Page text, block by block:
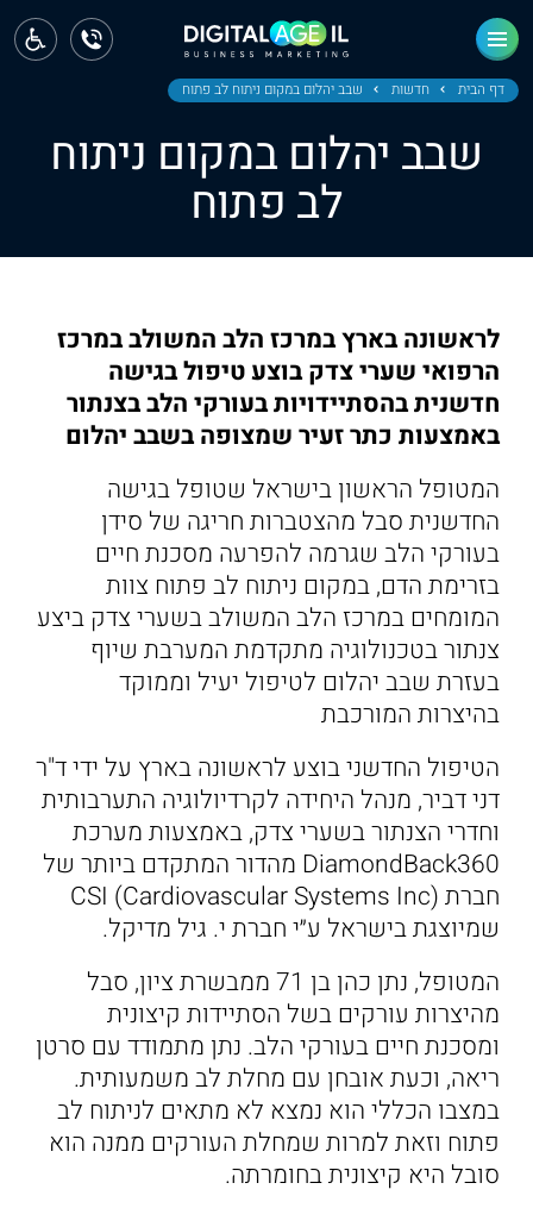
דף הבית חדשות שבב יהלום במקום ניתוח לב פתוח
שבב יהלום במקום ניתוח
לב פתוח
לראשונה בארץ במרכז הלב המשולב במרכז
הרפואי שערי צדק בוצע טיפול בגישה
חדשנית בהסתיידויות בעורקי הלב בצנתור
באמצעות כתר זעיר שמצופה בשבב יהלום
המטופל הראשון בישראל שטופל בגישה
החדשנית סבל מהצטברות חריגה של סידן
בעורקי הלב שגרמה להפרעה מסכנת חיים
בזרימת הדם, במקום ניתוח לב פתוח צוות
המומחים במרכז הלב המשולב בשערי צדק ביצע
צנתור בטכנולוגיה מתקדמת המערבת שיוף
בעזרת שבב יהלום לטיפול יעיל וממוקד
בהיצרות המורכבת
הטיפול החדשני בוצע לראשונה בארץ על ידי ד"ר
דני דביר, מנהל היחידה לקרדיולוגיה התערבותית
וחדרי הצנתור בשערי צדק, באמצעות מערכת
DiamondBack360 מהדור המתקדם ביותר של
חברת CSI (Cardiovascular Systems Inc)
שמיוצגת בישראל ע״י חברת י. גיל מדיקל.
המטופל, נתן כהן בן 71 ממבשרת ציון, סבל
מהיצרות עורקים בשל הסתיידות קיצונית
ומסכנת חיים בעורקי הלב. נתן מתמודד עם סרטן
ריאה, וכעת אובחן עם מחלת לב משמעותית.
במצבו הכללי הוא נמצא לא מתאים לניתוח לב
פתוח וזאת למרות שמחלת העורקים ממנה הוא
סובל היא קיצונית בחומרתה.
ראשי
חדשות
מחוז צפון
מחוז חיפה
מחוז מרכז
ירושלים
תל אביב